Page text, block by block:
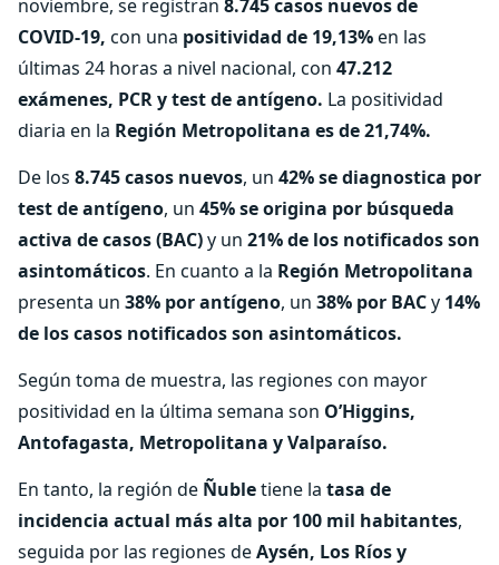
noviembre, se registran 8.745 casos nuevos de
COVID-19, con una positividad de 19,13%en las
últimas 24 horas a nivel nacional, con 47.212
exámenes, PCR y test de antígeno. La positividad
diaria en la Región Metropolitana es de 21,74%.
De los 8.745 casos nuevos, un 42% se diagnostica por
test de antígeno, un 45% se origina por búsqueda
activa de casos (BAC)y un 21% de los notificados son
asintomáticos. En cuanto a la Región Metropolitana
presenta un 38% por antígeno, un 38% por BACy 14%
de los casos notificados son asintomáticos.
Según toma de muestra, las regiones con mayor
positividad en la última semana son O’Higgins,
Antofagasta, Metropolitana y Valparaíso.
En tanto, la región de Ñubletiene la tasa de
incidencia actual más alta por 100 mil habitantes,
seguida por las regiones deAysén, Los Ríos y